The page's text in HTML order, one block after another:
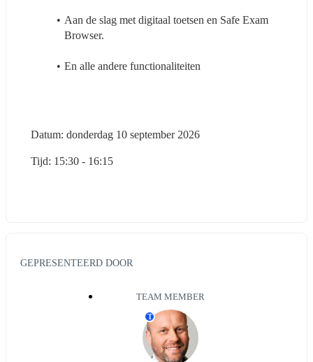
Aan de slag met digitaal toetsen en Safe Exam
Browser.
En alle andere functionaliteiten
Datum: donderdag 10 september 2026
Tijd: 15:30 - 16:15
GEPRESENTEERD DOOR
TEAM MEMBER
T